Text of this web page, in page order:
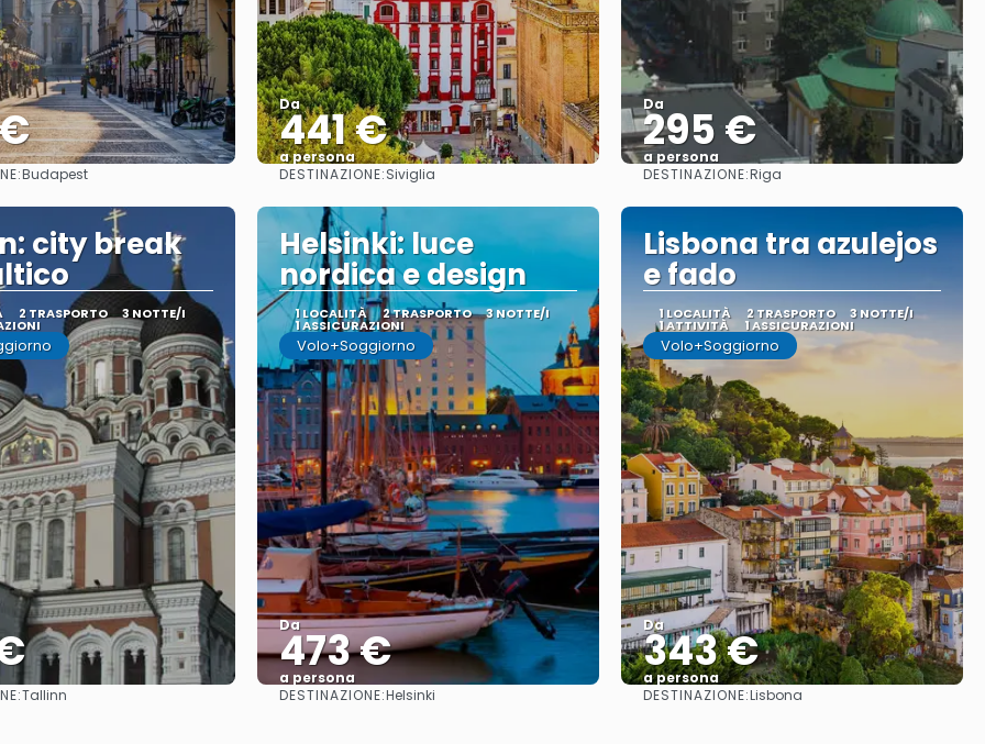
Vedere
Budapest
Da
441 €
a persona
Vedere
DESTINAZIONE:Siviglia
Da
295 €
a persona
Vedere
DESTINAZIONE:Riga
city break
2 TRASPORTO 3 NOTTE/I
Vedere
Tallinn
Helsinki: luce
nordica e design
1 LOCALITÀ 2 TRASPORTO 3 NOTTE/I
1 ASSICURAZIONI
Volo+Soggiorno
Da
473 €
a persona
Vedere
DESTINAZIONE:Helsinki
Lisbona tra azulejos
e fado
1 LOCALITÀ 2 TRASPORTO 3 NOTTE/I
1 ATTIVITÀ 1 ASSICURAZIONI
Volo+Soggiorno
Da
343 €
a persona
Vedere
DESTINAZIONE:Lisbona